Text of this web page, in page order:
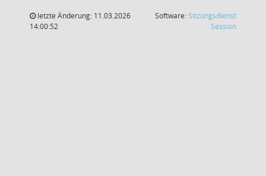
letzte Änderung: 11.03.2026
14:00:52
Software:Sitzungsdienst
Session(Wird in